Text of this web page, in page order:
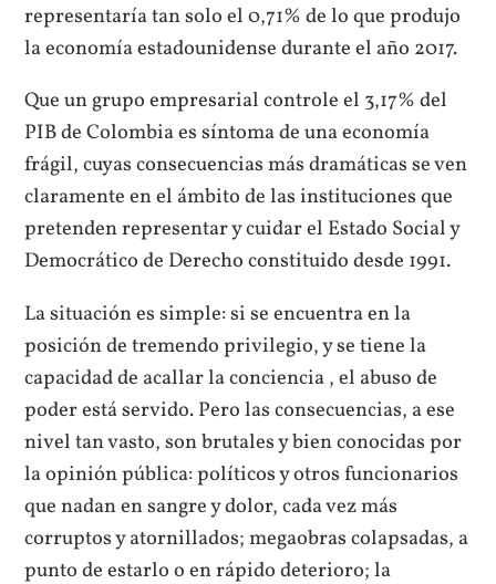
representaría tan solo el 0,71% de lo que produjo
la economía estadounidense durante el año 2017.
Que un grupo empresarial controle el 3,17% del
PIB de Colombia es síntoma de una economía
frágil, cuyas consecuencias más dramáticas se ven
claramente en el ámbito de las instituciones que
pretenden representar y cuidar el Estado Social y
Democrático de Derecho constituido desde 1991.
La situación es simple: si se encuentra en la
posición de tremendo privilegio, y se tiene la
capacidad de acallar la conciencia , el abuso de
poder está servido. Pero las consecuencias, a ese
nivel tan vasto, son brutales y bien conocidas por
la opinión pública: políticos y otros funcionarios
que nadan en sangre y dolor, cada vez más
corruptos y atornillados; megaobras colapsadas, a
punto de estarlo o en rápido deterioro; la